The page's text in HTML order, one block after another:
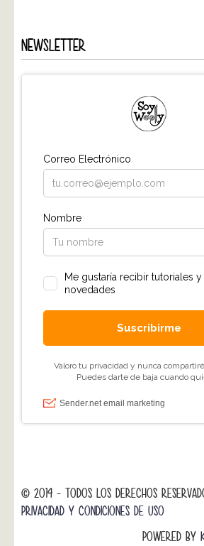
NEWSLETTER
© 2014 - TODOS LOS DERECHOS
PRIVACIDAD Y CONDICIONES DE USO
POWERED BY